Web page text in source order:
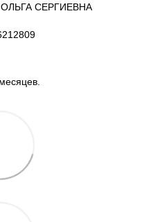
ОЛЬГА СЕРГИЕВНА